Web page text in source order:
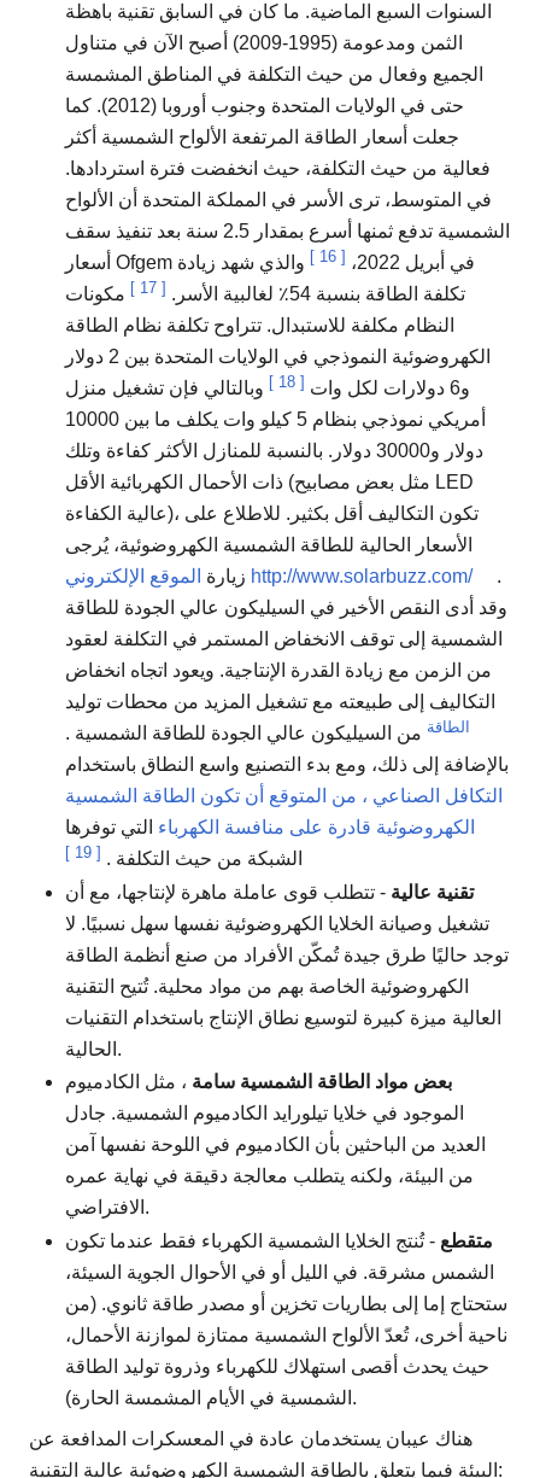
السنوات السبع الماضية. ما كان في السابق تقنية باهظة
الثمن ومدعومة (1995-2009) أصبح الآن في متناول
الجميع وفعال من حيث التكلفة في المناطق المشمسة
حتى في الولايات المتحدة وجنوب أوروبا (2012). كما
جعلت أسعار الطاقة المرتفعة الألواح الشمسية أكثر
فعالية من حيث التكلفة، حيث انخفضت فترة استردادها.
في المتوسط، ترى الأسر في المملكة المتحدة أن الألواح
الشمسية تدفع ثمنها أسرع بمقدار 2.5 سنة بعد تنفيذ سقف
أسعار Ofgem في أبريل 2022،
[
] والذي شهد زيادة
تكلفة الطاقة بنسبة 54٪ لغالبية الأسر.
[
] مكونات
النظام مكلفة للاستبدال. تتراوح تكلفة نظام الطاقة
الكهروضوئية النموذجي في الولايات المتحدة بين 2 دولار
و6 دولارات لكل وات
[
] وبالتالي فإن تشغيل منزل
أمريكي نموذجي بنظام 5 كيلو وات يكلف ما بين 10000
دولار و30000 دولار. بالنسبة للمنازل الأكثر كفاءة وتلك
ذات الأحمال الكهربائية الأقل (مثل بعض مصابيح LED
عالية الكفاءة)، تكون التكاليف أقل بكثير. للاطلاع على
الأسعار الحالية للطاقة الشمسية الكهروضوئية، يُرجى
زيارة الموقع الإلكتروني http://www.solarbuzz.com/
.
وقد أدى النقص الأخير في السيليكون عالي الجودة للطاقة
الشمسية إلى توقف الانخفاض المستمر في التكلفة لعقود
من الزمن مع زيادة القدرة الإنتاجية. ويعود اتجاه انخفاض
التكاليف إلى طبيعته مع تشغيل المزيد من محطات توليد
الطاقة من السيليكون عالي الجودة للطاقة الشمسية .
بالإضافة إلى ذلك، ومع بدء التصنيع واسع النطاق باستخدام
التكافل الصناعي ، من المتوقع أن تكون الطاقة الشمسية
الكهروضوئية قادرة على منافسة الكهرباء التي توفرها
الشبكة من حيث التكلفة .
[
]
تقنية عالية - تتطلب قوى عاملة ماهرة لإنتاجها، مع أن
تشغيل وصيانة الخلايا الكهروضوئية نفسها سهل نسبيًا. لا
توجد حاليًا طرق جيدة تُمكّن الأفراد من صنع أنظمة الطاقة
الكهروضوئية الخاصة بهم من مواد محلية. تُتيح التقنية
العالية ميزة كبيرة لتوسيع نطاق الإنتاج باستخدام التقنيات
الحالية.
بعض مواد الطاقة الشمسية سامة ، مثل الكادميوم
الموجود في خلايا تيلورايد الكادميوم الشمسية. جادل
العديد من الباحثين بأن الكادميوم في اللوحة نفسها آمن
من البيئة، ولكنه يتطلب معالجة دقيقة في نهاية عمره
الافتراضي.
متقطع - تُنتج الخلايا الشمسية الكهرباء فقط عندما تكون
الشمس مشرقة. في الليل أو في الأحوال الجوية السيئة،
ستحتاج إما إلى بطاريات تخزين أو مصدر طاقة ثانوي. (من
ناحية أخرى، تُعدّ الألواح الشمسية ممتازة لموازنة الأحمال،
حيث يحدث أقصى استهلاك للكهرباء وذروة توليد الطاقة
الشمسية في الأيام المشمسة الحارة).
هناك عيبان يستخدمان عادة في المعسكرات المدافعة عن
البيئة فيما يتعلق بالطاقة الشمسية الكهروضوئية عالية التقنية: